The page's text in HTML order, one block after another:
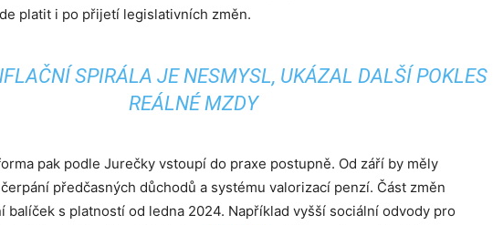
platit i po přijetí legislativních změn.
SPIRÁLA JE NESMYSL, UKÁZAL DALŠÍ POKLES
REÁLNÉ MZDY
pak podle Jurečky vstoupí do praxe postupně. Od září by měly
předčasných důchodů a systému valorizací penzí. Část změn
balíček s platností od ledna 2024. Například vyšší sociální odvody pro